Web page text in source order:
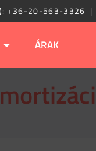
+36-20-563-3326 |
ÁRAK